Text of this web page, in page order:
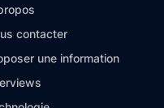
contacter
une information